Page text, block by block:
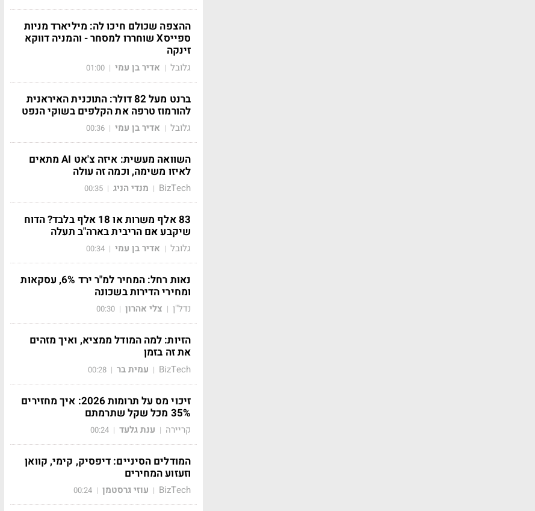
ההצפה שכולם חיכו לה: מיליארד מניות
ספייסX שוחררו למסחר - והמניה דווקא
זינקה
גלובל | אדיר בן עמי |
01:00
ברנט מעל 82 דולר: התוכנית האיראנית
להורמוז טרפה את הקלפים בשוקי הנפט
גלובל | אדיר בן עמי |
00:36
השוואה מעשית: איזה צ'אט AI מתאים
לאיזו משימה, וכמה זה עולה
BizTech
| מנדי הניג |
00:35
83 אלף משרות או 18 אלף בלבד? הדוח
שיקבע אם הריבית בארה"ב תעלה
גלובל | אדיר בן עמי |
00:34
נאות רחל: המחיר למ"ר ירד 6%, עסקאות
ומחירי הדירות בשכונה
נדל"ן | צלי אהרון |
00:30
הזיות: למה המודל ממציא, ואיך מזהים
את זה בזמן
BizTech
| עמית בר |
00:28
זיכוי מס על תרומות 2026: איך מחזירים
35% מכל שקל שתרמתם
קריירה | ענת גלעד |
00:24
המודלים הסיניים: דיפסיק, קימי, קוואן
וזעזוע המחירים
BizTech
| עוזי גרסטמן |
00:24